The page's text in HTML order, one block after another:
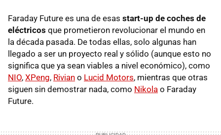
Faraday Future es una de esas start-up de coches de
eléctricos que prometieron revolucionar el mundo en
la década pasada. De todas ellas, solo algunas han
llegado a ser un proyecto real y sólido (aunque esto no
significa que ya sean viables a nivel económico), como
NIO, XPeng, Rivian o Lucid Motors, mientras que otras
siguen sin demostrar nada, como Nikola o Faraday
Future.